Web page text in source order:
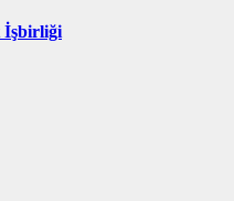
İşbirliği